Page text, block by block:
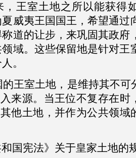
，王室土地之所以能获得
威夷王国国王，希望通过
称道的让步，来巩固其政府
域。这些保留地是针对王
。
的王室土地，是维持其不可
来源。当王位不复存在时
他土地，并作为公共领域
和国宪法》关于皇家土地的